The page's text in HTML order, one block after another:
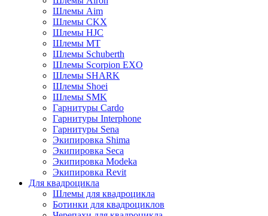
Шлемы Aim
Шлемы CKX
Шлемы HJC
Шлемы MT
Шлемы Schuberth
Шлемы Scorpion EXO
Шлемы SHARK
Шлемы Shoei
Шлемы SMK
Гарнитуры Cardo
Гарнитуры Interphone
Гарнитуры Sena
Экипировка Shima
Экипировка Seca
Экипировка Modeka
Экипировка Revit
Для квадроцикла
Шлемы для квадроцикла
Ботинки для квадроциклов